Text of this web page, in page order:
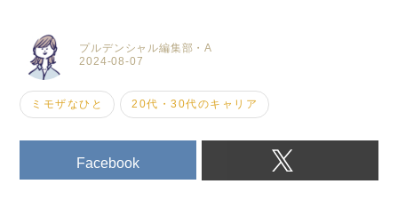
2024-08-07
プルデンシャル編集部・A
ミモザなひと 20代・30代のキャリア
Facebook